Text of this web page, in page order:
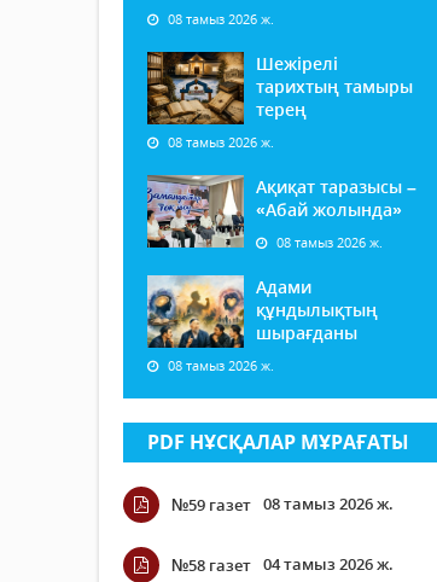
08 тамыз 2026 ж.
Шежірелі
тарихтың тамыры
терең
08 тамыз 2026 ж.
Ақиқат таразысы –
«Абай жолында»
08 тамыз 2026 ж.
Адами
құндылықтың
шырағданы
08 тамыз 2026 ж.
PDF НҰСҚАЛАР МҰРАҒАТЫ
№59 газет 08 тамыз 2026 ж.
№58 газет 04 тамыз 2026 ж.